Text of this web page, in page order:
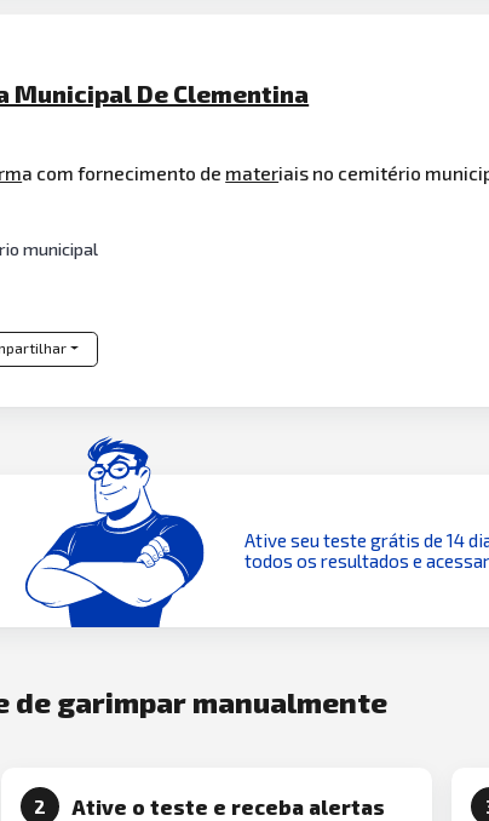
Municipal De Clementina
a com fornecimento de materiais no cemitério
municipal
Ative seu teste grátis de 14
todos os resultados e
de garimpar manualmente
2 Ative o teste e receba alertas